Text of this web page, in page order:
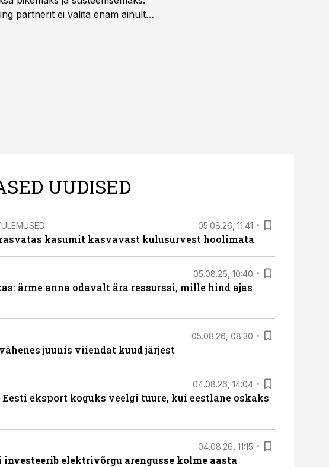
partnerit ei valita enam ainult
UUDISED
05.08.26, 11:41
kasumit kasvavast kulusurvest hoolimata
05.08.26, 10:40
ärme anna odavalt ära ressurssi, mille hind ajas
05.08.26, 08:30
juunis viiendat kuud järjest
04.08.26, 14:04
Eesti eksport koguks veelgi tuure, kui eestlane oskaks
04.08.26, 11:15
elektrivõrgu arengusse kolme aasta